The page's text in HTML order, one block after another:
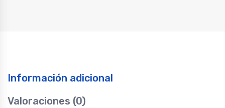
Información adicional
Valoraciones (0)